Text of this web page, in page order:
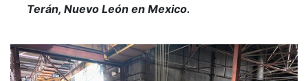
Terán, Nuevo León en Mexico.